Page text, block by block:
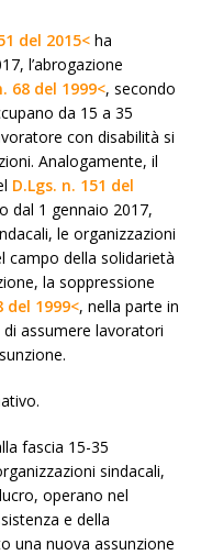
del 2015< ha
l’abrogazione
68 del 1999<, secondo
da 15 a 35
con disabilità si
Analogamente, il
D.Lgs. n. 151 del
dal 1 gennaio 2017,
le organizzazioni
campo della solidarietà
la soppressione
del 1999<, nella parte in
di assumere lavoratori
fascia 15-35
sindacali,
operano nel
e della
una nuova assunzione